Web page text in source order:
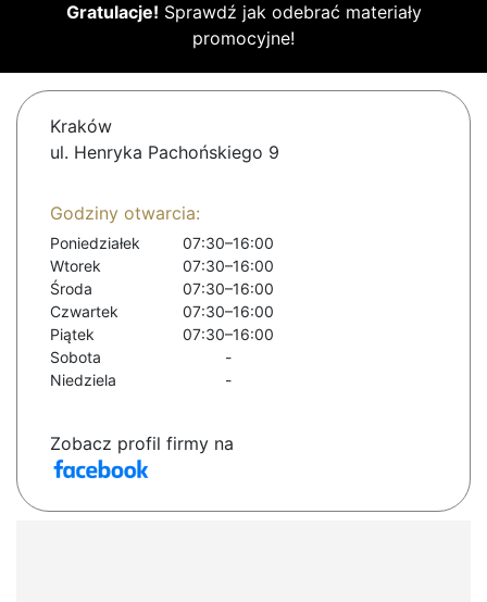
Gratulacje! Sprawdź jak odebrać materiały
promocyjne!
Kraków
ul. Henryka Pachońskiego 9
Godziny otwarcia:
Poniedziałek
07:30–16:00
Wtorek
07:30–16:00
Środa
07:30–16:00
Czwartek
07:30–16:00
Piątek
07:30–16:00
Sobota
-
Niedziela
-
Zobacz profil firmy na